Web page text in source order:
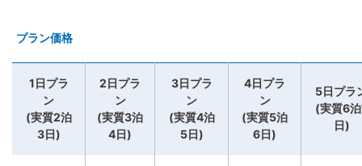
プラン価格
1日プラ
ン
(実質2泊
3日)
2日プラ
ン
(実質3泊
4日)
3日プラ
ン
(実質4泊
5日)
4日プラ
ン
(実質5泊
6日)
5日プラ
(実質6
日)